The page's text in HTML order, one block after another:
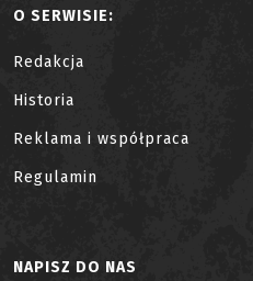
O SERWISIE:
Redakcja
Historia
Reklama i współpraca
Regulamin
NAPISZ DO NAS